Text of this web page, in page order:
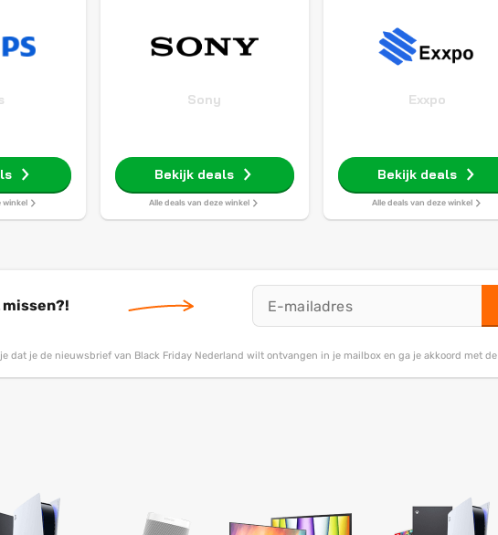
winkel
Sony
Bekijk deals
Alle deals van deze winkel
Exxpo
Bekijk deals
Alle deals van deze winkel
dat je de nieuwsbrief van Black Friday Nederland wilt ontvangen in je mailbox en ga je akkoord met de